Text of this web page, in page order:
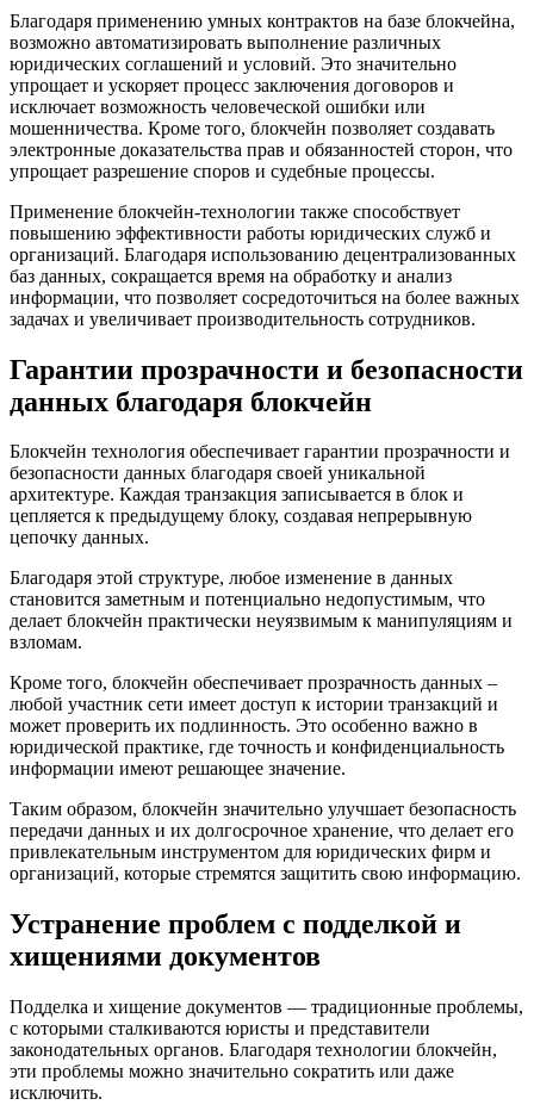
Благодаря применению умных контрактов на базе блокчейна,
возможно автоматизировать выполнение различных
юридических соглашений и условий. Это значительно
упрощает и ускоряет процесс заключения договоров и
исключает возможность человеческой ошибки или
мошенничества. Кроме того, блокчейн позволяет создавать
электронные доказательства прав и обязанностей сторон, что
упрощает разрешение споров и судебные процессы.
Применение блокчейн-технологии также способствует
повышению эффективности работы юридических служб и
организаций. Благодаря использованию децентрализованных
баз данных, сокращается время на обработку и анализ
информации, что позволяет сосредоточиться на более важных
задачах и увеличивает производительность сотрудников.
Гарантии прозрачности и безопасности
данных благодаря блокчейн
Блокчейн технология обеспечивает гарантии прозрачности и
безопасности данных благодаря своей уникальной
архитектуре. Каждая транзакция записывается в блок и
цепляется к предыдущему блоку, создавая непрерывную
цепочку данных.
Благодаря этой структуре, любое изменение в данных
становится заметным и потенциально недопустимым, что
делает блокчейн практически неуязвимым к манипуляциям и
взломам.
Кроме того, блокчейн обеспечивает прозрачность данных –
любой участник сети имеет доступ к истории транзакций и
может проверить их подлинность. Это особенно важно в
юридической практике, где точность и конфиденциальность
информации имеют решающее значение.
Таким образом, блокчейн значительно улучшает безопасность
передачи данных и их долгосрочное хранение, что делает его
привлекательным инструментом для юридических фирм и
организаций, которые стремятся защитить свою информацию.
Устранение проблем с подделкой и
хищениями документов
Подделка и хищение документов — традиционные проблемы,
с которыми сталкиваются юристы и представители
законодательных органов. Благодаря технологии блокчейн,
эти проблемы можно значительно сократить или даже
исключить.